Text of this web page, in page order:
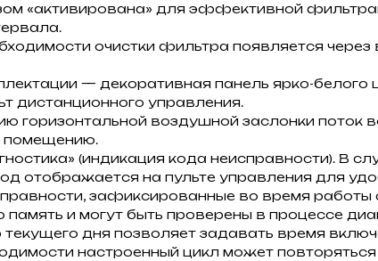
«активирована» для эффективной
очистки фильтра появляется
— декоративная панель ярко-белого
дистанционного управления.
горизонтальной воздушной заслонки поток
помещению.
(индикация кода неисправности). В
отображается на пульте управления для
зафиксированные во время работы
и могут быть проверены в процессе
дня позволяет задавать время
настроенный цикл может